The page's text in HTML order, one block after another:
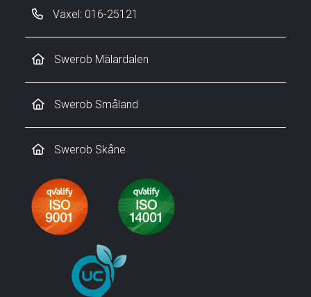
Växel: 016-25121
Swerob Mälardalen
Swerob Småland
Swerob Skåne